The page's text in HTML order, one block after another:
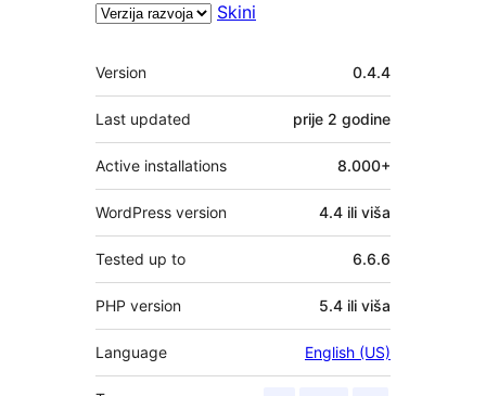
Skini
Meta
Version 0.4.4
Last updated prije 2 godine
Active installations 8.000+
WordPress version 4.4 ili viša
Tested up to 6.6.6
PHP version 5.4 ili viša
Language English (US)